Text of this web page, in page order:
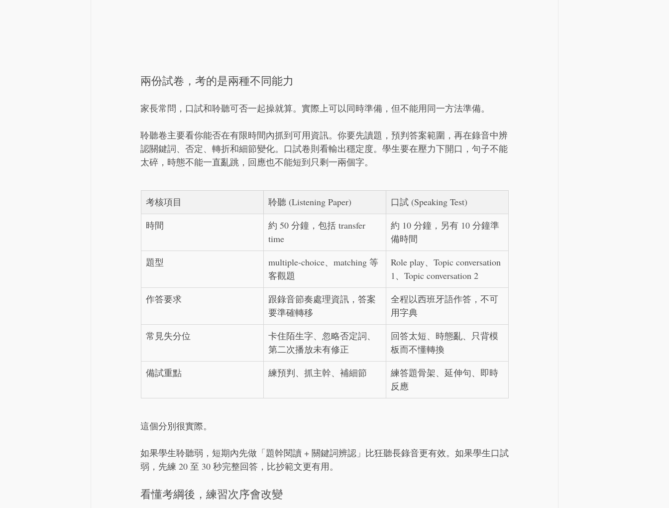
兩份試卷，考的是兩種不同能力
家長常問，口試和聆聽可否一起操就算。實際上可以同時準備，但不能用同一方法準備。
聆聽卷主要看你能否在有限時間內抓到可用資訊。你要先讀題，預判答案範圍，再在錄音中辨
認關鍵詞、否定、轉折和細節變化。口試卷則看輸出穩定度。學生要在壓力下開口，句子不能
太碎，時態不能一直亂跳，回應也不能短到只剩一兩個字。
考核項目 聆聽 (Listening Paper)
口試 (Speaking Test)
時間
約 50 分鐘，包括 transfer
time
約 10 分鐘，另有 10 分鐘準
備時間
題型
multiple-choice、matching 等
客觀題
Role play、Topic conversation
1、Topic conversation 2
作答要求
跟錄音節奏處理資訊，答案
要準確轉移
全程以西班牙語作答，不可
用字典
常見失分位
卡住陌生字、忽略否定詞、
第二次播放未有修正
回答太短、時態亂、只背模
板而不懂轉換
備試重點
練預判、抓主幹、補細節
練答題骨架、延伸句、即時
反應
這個分別很實際。
如果學生聆聽弱，短期內先做「題幹閱讀 + 關鍵詞辨認」比狂聽長錄音更有效。如果學生口試
弱，先練 20 至 30 秒完整回答，比抄範文更有用。
看懂考綱後，練習次序會改變